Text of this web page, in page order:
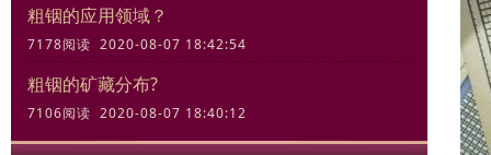
粗铟的应用领域？
7178阅读 2020-08-07 18:42:54
粗铟的矿藏分布?
7106阅读 2020-08-07 18:40:12